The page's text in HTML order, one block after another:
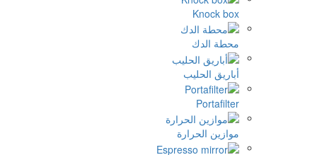
Knock box
محطة الدك
أباريق الحليب
Portafilter
موازين الحرارة